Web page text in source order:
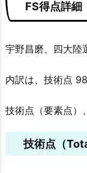
FS得点詳細
宇野昌磨、四大陸
内訳は、技術点
技術点（要素点）
技術点（